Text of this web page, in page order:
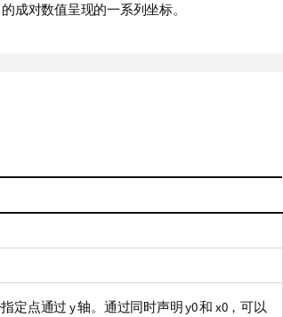
的成对数值呈现的一系列坐标。
定点通过 y 轴。通过同时声明y0和 x0，可以